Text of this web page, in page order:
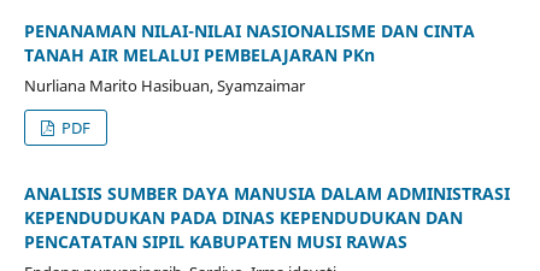
PENANAMAN NILAI-NILAI NASIONALISME DAN CINTA
TANAH AIR MELALUI PEMBELAJARAN PKn
Nurliana Marito Hasibuan, Syamzaimar
PDF
ANALISIS SUMBER DAYA MANUSIA DALAM ADMINISTRASI
KEPENDUDUKAN PADA DINAS KEPENDUDUKAN DAN
PENCATATAN SIPIL KABUPATEN MUSI RAWAS